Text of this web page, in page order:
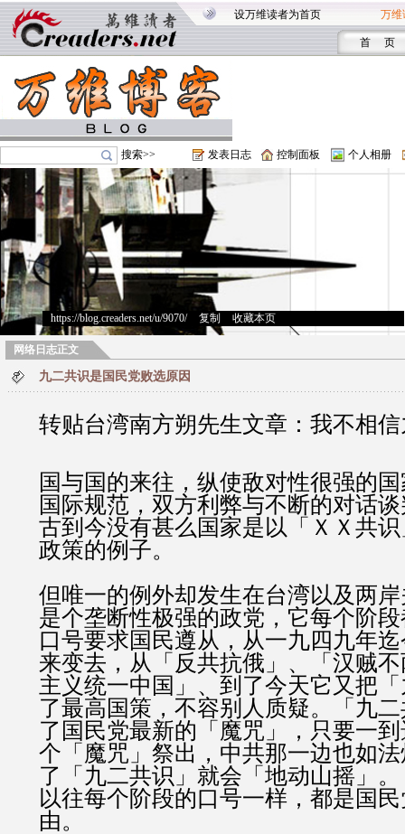
设万维读者为首页 万维
首 页
搜索>> 发表日志 控制面板 个人相册
https://blog.creaders.net/u/9070/> 复制 收藏本页
网络日志正文
九二共识是国民党败选原因
转贴台湾南方朔先生文章：我不相
国与国的来往，纵使敌对性很强的
国际规范，双方利弊与不断的对话
古到今没有甚么国家是以「ＸＸ共
政策的例子。
但唯一的例外却发生在台湾以及两
是个垄断性极强的政党，它每个阶
口号要求国民遵从，从一九四九年
来变去，从「反共抗俄」、「汉贼
主义统一中国」、到了今天它又把
了最高国策，不容别人质疑。「九
了国民党最新的「魔咒」，只要一
个「魔咒」祭出，中共那一边也如
了「九二共识」就会「地动山摇」
以往每个阶段的口号一样，都是国
由。